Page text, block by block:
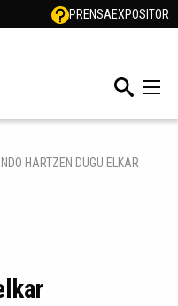
PRENSAEXPOSITOR
HARTZEN DUGU ELKAR